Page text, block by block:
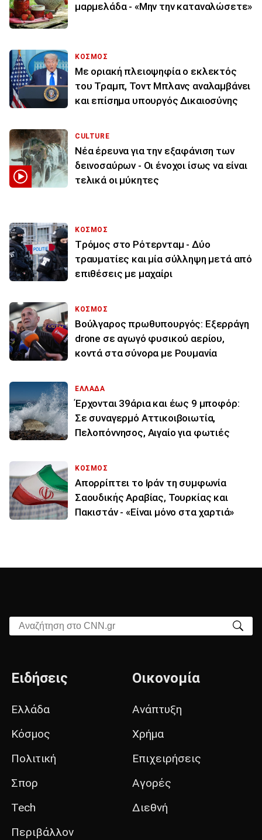
μαρμελάδα - «Μην την καταναλώσετε»
ΚΟΣΜΟΣ
Με οριακή πλειοψηφία ο εκλεκτός
του Τραμπ, Τοντ Μπλανς αναλαμβάνει
και επίσημα υπουργός Δικαιοσύνης
CULTURE
Νέα έρευνα για την εξαφάνιση των
δεινοσαύρων - Οι ένοχοι ίσως να είναι
τελικά οι μύκητες
ΚΟΣΜΟΣ
Tρόμος στο Ρότερνταμ - Δύο
τραυματίες και μία σύλληψη μετά από
επιθέσεις με μαχαίρι
ΚΟΣΜΟΣ
Βούλγαρος πρωθυπουργός: Εξερράγη
drone σε αγωγό φυσικού αερίου,
κοντά στα σύνορα με Ρουμανία
ΕΛΛΑΔΑ
Έρχονται 39άρια και έως 9 μποφόρ:
Σε συναγερμό Αττικοιβοιωτία,
Πελοπόννησος, Αιγαίο για φωτιές
ΚΟΣΜΟΣ
Απορρίπτει το Ιράν τη συμφωνία
Σαουδικής Αραβίας, Τουρκίας και
Πακιστάν - «Είναι μόνο στα χαρτιά»
Αναζήτηση στο CNN.gr
Ειδήσεις
Ελλάδα
Κόσμος
Πολιτική
Σπορ
Tech
Περιβάλλον
Οικονομία
Ανάπτυξη
Χρήμα
Επιχειρήσεις
Αγορές
Διεθνή